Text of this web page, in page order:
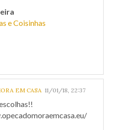
e Coisinhas
EM CASA 11/01/18, 22:37